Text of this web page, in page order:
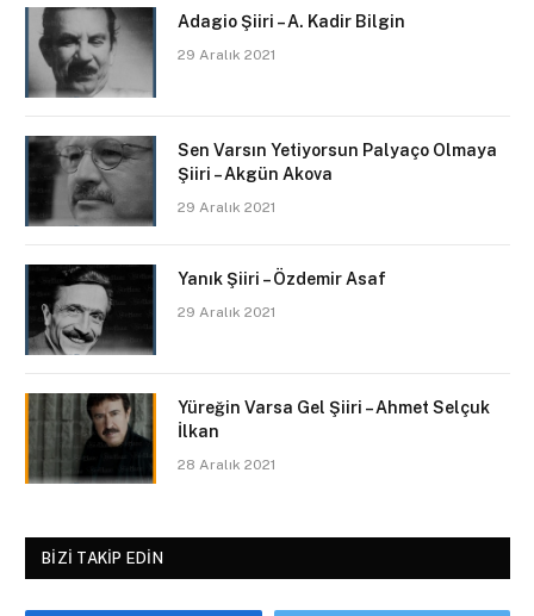
Adagio Şiiri – A. Kadir Bilgin
29 Aralık 2021
Sen Varsın Yetiyorsun Palyaço Olmaya
Şiiri – Akgün Akova
29 Aralık 2021
Yanık Şiiri – Özdemir Asaf
29 Aralık 2021
Yüreğin Varsa Gel Şiiri – Ahmet Selçuk
İlkan
28 Aralık 2021
BIZI TAKIP EDIN